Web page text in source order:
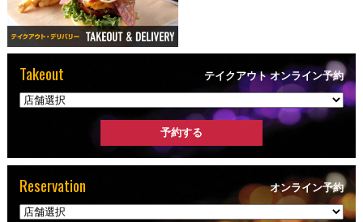
Takeout テイクアウト オンライン予約
Reservation オンライン予約